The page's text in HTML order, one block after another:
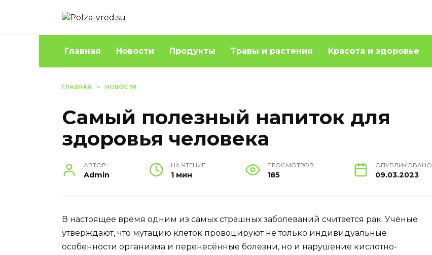
Главная Новости Продукты Травы и растения Красота и здоровье
ГЛАВНАЯ » НОВОСТИ
Самый полезный напиток для
здоровья человека
АВТОР
Admin
НА ЧТЕНИЕ
1 мин
ПРОСМОТРОВ
185
ОПУБЛИКОВАНО
09.03.2023
В настоящее время одним из самых страшных заболеваний считается рак. Учёные
утверждают, что мутацию клеток провоцируют не только индивидуальные
особенности организма и перенесённые болезни, но и нарушение кислотно-